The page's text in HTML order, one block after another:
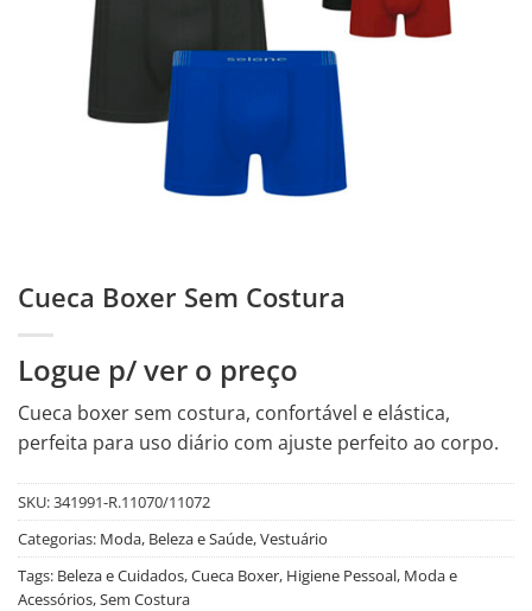
Cueca Boxer Sem Costura
Logue p/ ver o preço
Cueca boxer sem costura, confortável e elástica,
perfeita para uso diário com ajuste perfeito ao corpo.
SKU:341991-R.11070/11072
Categorias: Moda, Beleza e Saúde,Vestuário
Tags: Beleza e Cuidados,Cueca Boxer, Higiene Pessoal, Moda e
Acessórios,Sem Costura